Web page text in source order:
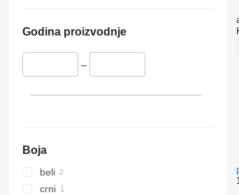
Godina proizvodnje
–
Boja
beli
crni